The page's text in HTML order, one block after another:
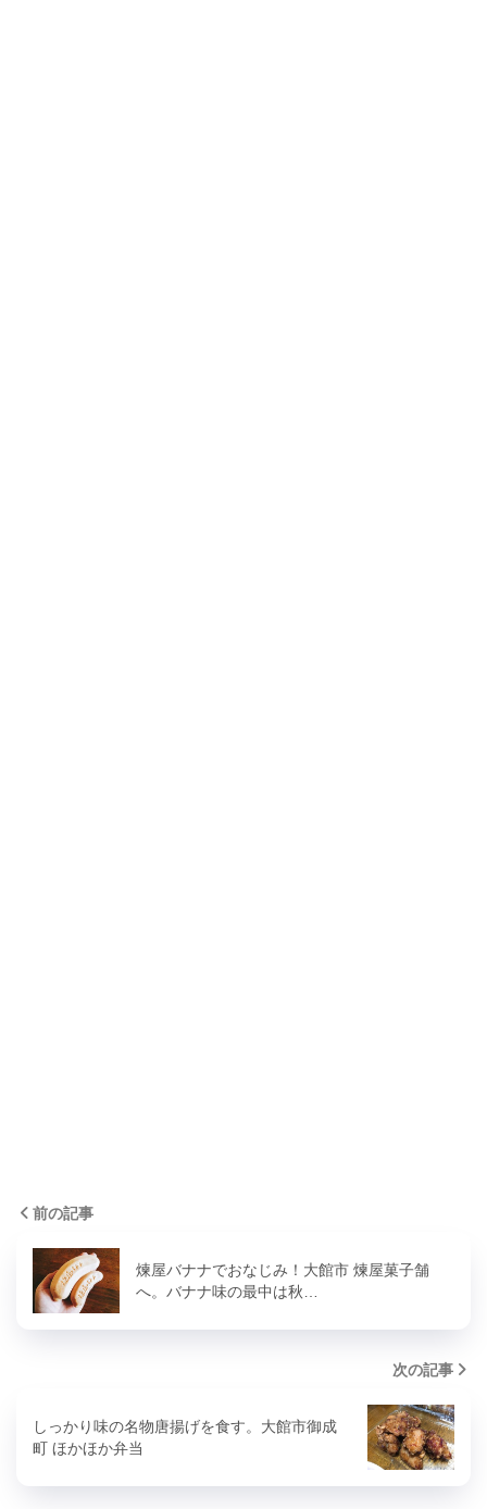
前の記事
煉屋バナナでおなじみ！大館市 煉屋菓子舗
へ。バナナ味の最中は秋…
次の記事
しっかり味の名物唐揚げを食す。大館市御成
町 ほかほか弁当